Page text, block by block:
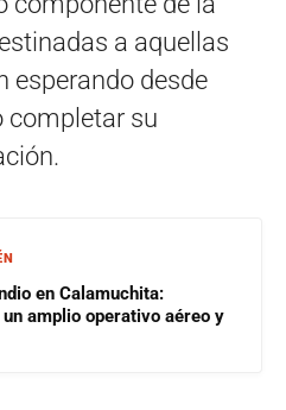
a aquellas
esperando desde
completar su
en Calamuchita:
amplio operativo aéreo y